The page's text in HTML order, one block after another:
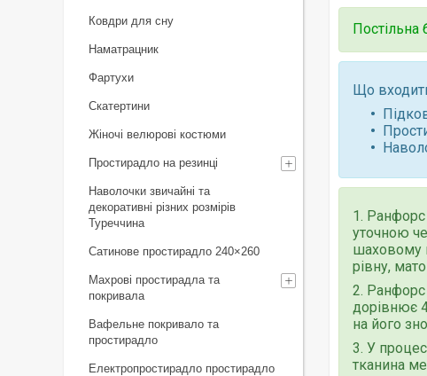
Постільна
Що
1. Ранфорс
уточною
шаховому
рівну,
2. Ранфорс
дорівнює
на його
3. У
тканина
Ковдри для сну
Наматрацник
Фартухи
Скатертини
Жіночі велюрові костюми
Простирадло на резинці
Наволочки звичайні та
декоративні різних розмірів
Туреччина
Сатинове простирадло 240×260
Махрові простирадла та
покривала
Вафельне покривало та
простирадло
Електропростирадло простирадло